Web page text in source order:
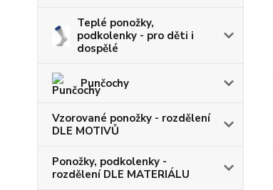
Teplé ponožky,
podkolenky - pro děti i
dospělé
Punčochy
Vzorované ponožky - rozdělení
DLE MOTIVŮ
Ponožky, podkolenky -
rozdělení DLE MATERIÁLU